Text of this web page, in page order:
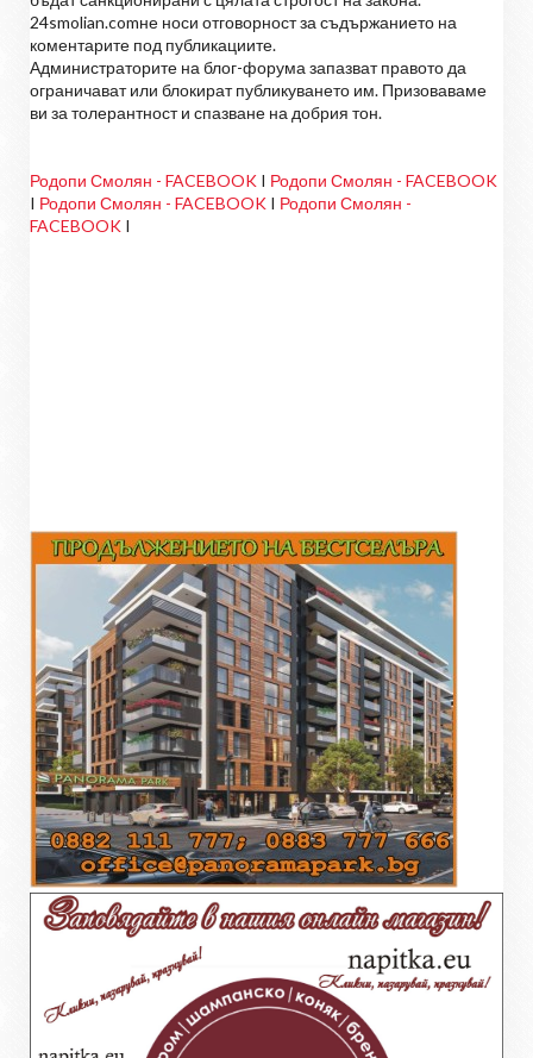
24smolian.comне носи отговорност за съдържанието на
коментарите под публикациите.
Администраторите на блог-форума запазват правото да
ограничават или блокират публикуването им. Призоваваме
ви за толерантност и спазване на добрия тон.
Родопи Смолян - FACEBOOK I Родопи Смолян - FACEBOOK
I Родопи Смолян - FACEBOOK I Родопи Смолян -
FACEBOOK I